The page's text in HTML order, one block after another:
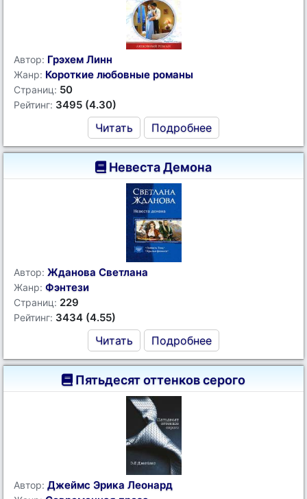
Автор: Грэхем Линн
Жанр: Короткие любовные романы
Страниц: 50
Рейтинг: 3495 (4.30)
Читать Подробнее
Невеста Демона
Автор: Жданова Светлана
Жанр: Фэнтези
Страниц: 229
Рейтинг: 3434 (4.55)
Читать Подробнее
Пятьдесят оттенков серого
Автор: Джеймс Эрика Леонард